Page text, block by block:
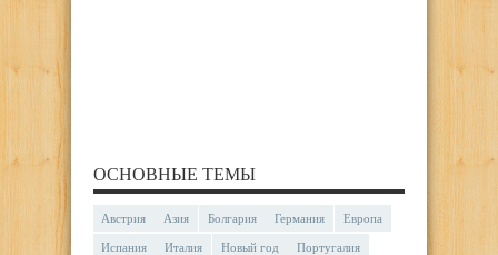
ОСНОВНЫЕ ТЕМЫ
Австрия Азия Болгария Германия Европа
Испания Италия Новый год Португалия